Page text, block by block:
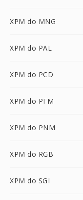
XPM do MNG
XPM do PAL
XPM do PCD
XPM do PFM
XPM do PNM
XPM do RGB
XPM do SGI